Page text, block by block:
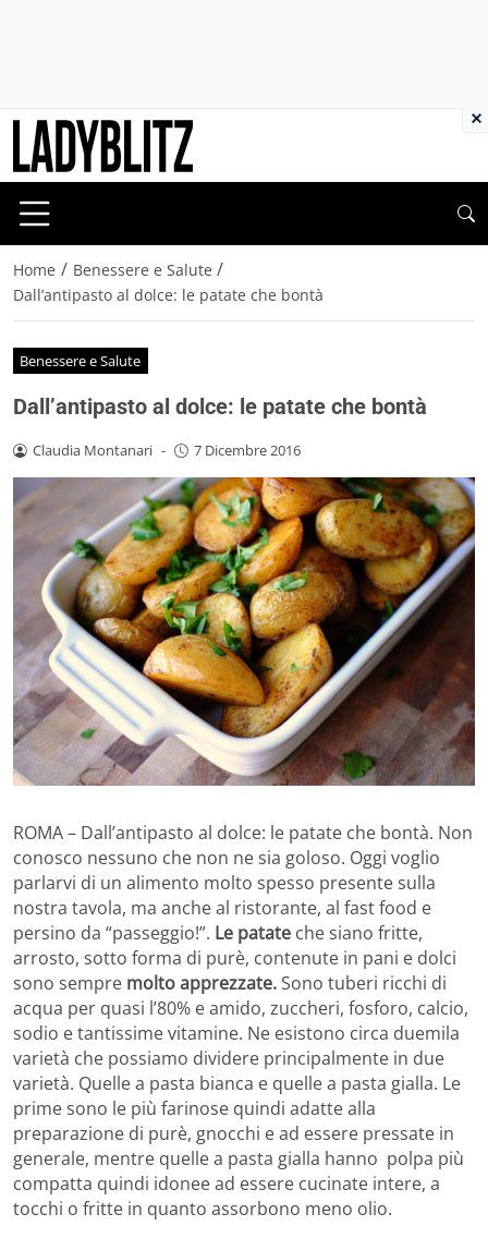
Home / Benessere e Salute /
Dall’antipasto al dolce: le patate che bontà
Benessere e Salute
Dall’antipasto al dolce: le patate che bontà
Claudia Montanari - 7 Dicembre 2016
ROMA – Dall’antipasto al dolce: le patate che bontà. Non
conosco nessuno che non ne sia goloso. Oggi voglio
parlarvi di un alimento molto spesso presente sulla
nostra tavola, ma anche al ristorante, al fast food e
persino da “passeggio!”. Le patate che siano fritte,
arrosto, sotto forma di purè, contenute in pani e dolci
sono sempre molto apprezzate.Sono tuberi ricchi di
acqua per quasi l’80% e amido, zuccheri, fosforo, calcio,
sodio e tantissime vitamine. Ne esistono circa duemila
varietà che possiamo dividere principalmente in due
varietà. Quelle a pasta bianca e quelle a pasta gialla. Le
prime sono le più farinose quindi adatte alla
preparazione di purè, gnocchi e ad essere pressate in
generale, mentre quelle a pasta gialla hanno polpa più
compatta quindi idonee ad essere cucinate intere, a
tocchi o fritte in quanto assorbono meno olio.
×